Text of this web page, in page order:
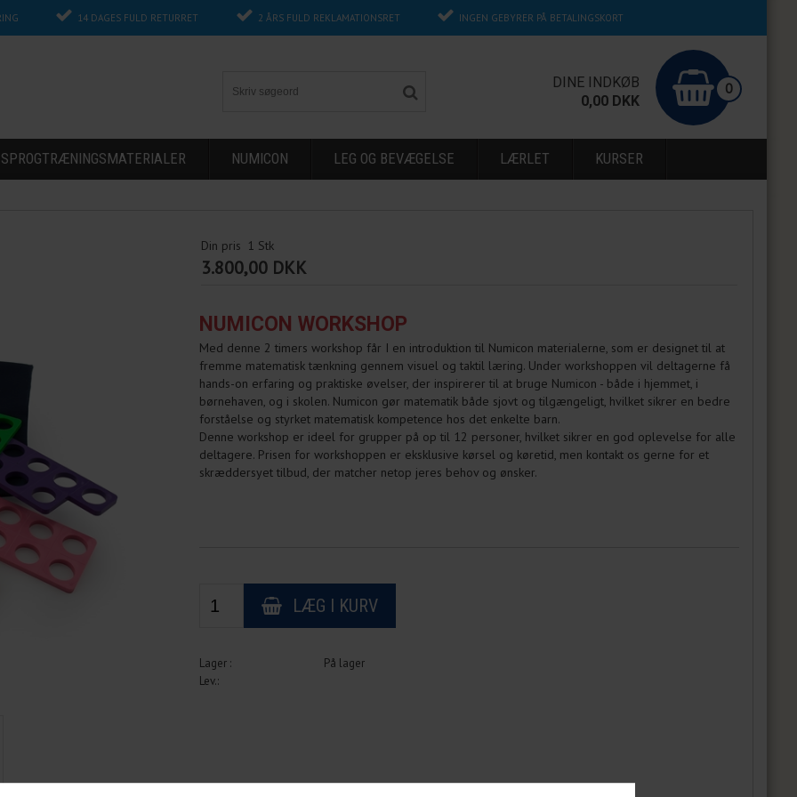
14 DAGES FULD RETURRET 2 ÅRS FULD REKLAMATIONSRET INGEN GEBYRER PÅ BETALINGSKORT
DINE INDKØB 0
0,00 DKK
NUMICON LEG OG BEVÆGELSE LÆRLET KURSER
Din pris 1 Stk
3.800,00 DKK
NUMICON WORKSHOP
Med denne 2 timers workshop får I en introduktion til Numicon materialerne, som er designet til at
fremme matematisk tænkning gennem visuel og taktil læring. Under workshoppen vil deltagerne få
hands-on erfaring og praktiske øvelser, der inspirerer til at bruge Numicon - både i hjemmet, i
børnehaven, og i skolen. Numicon gør matematik både sjovt og tilgængeligt, hvilket sikrer en bedre
forståelse og styrket matematisk kompetence hos det enkelte barn.
Denne workshop er ideel for grupper på op til 12 personer, hvilket sikrer en god oplevelse for alle
deltagere. Prisen for workshoppen er eksklusive kørsel og køretid, men kontakt os gerne for et
skræddersyet tilbud, der matcher netop jeres behov og ønsker.
På lager